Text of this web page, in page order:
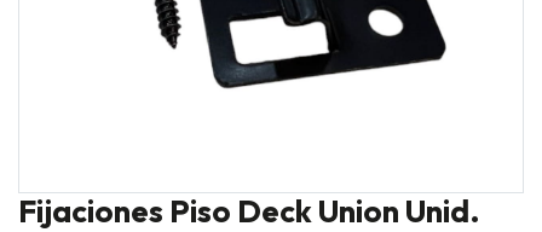
Fijaciones Piso Deck Union Unid.